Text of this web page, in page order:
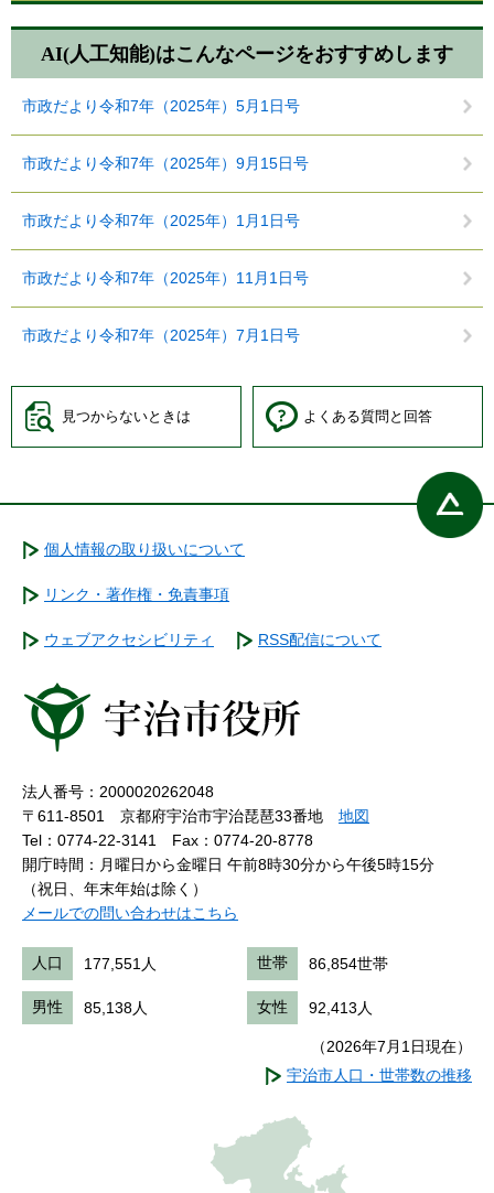
AI(人工知能)はこんなページをおすすめします
市政だより令和7年（2025年）5月1日号
市政だより令和7年（2025年）9月15日号
市政だより令和7年（2025年）1月1日号
市政だより令和7年（2025年）11月1日号
市政だより令和7年（2025年）7月1日号
見つからないときは よくある質問と回答
個人情報の取り扱いについて
リンク・著作権・免責事項
ウェブアクセシビリティ RSS配信について
法人番号：2000020262048
〒611-8501 京都府宇治市宇治琵琶33番地 地図
Tel：0774-22-3141
Fax：0774-20-8778
開庁時間：月曜日から金曜日 午前8時30分から午後5時15分
（祝日、年末年始は除く）
メールでの問い合わせはこちら
人口 177,551人 世帯 86,854世帯
男性 85,138人 女性 92,413人
（2026年7月1日現在）
宇治市人口・世帯数の推移